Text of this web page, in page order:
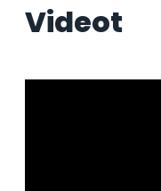
Videot